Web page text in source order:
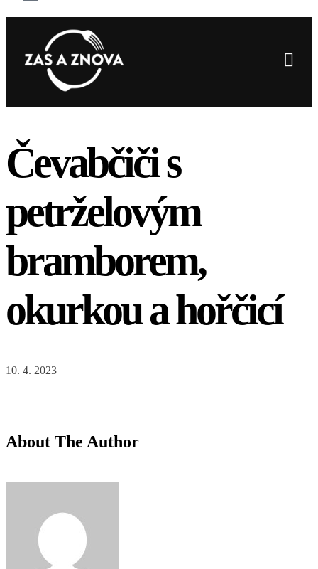
Čevabčiči s
petrželovým
bramborem,
okurkou a hořčicí
10. 4. 2023
About The Author